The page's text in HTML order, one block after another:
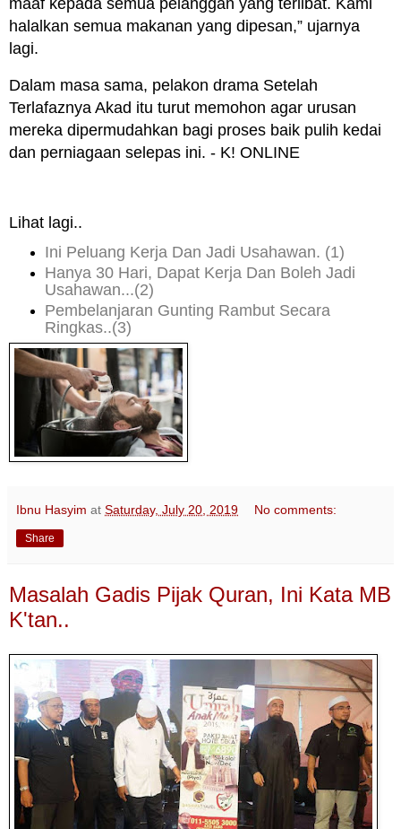
halalkan semua makanan yang dipesan,” ujarnya
lagi.
Dalam masa sama, pelakon drama Setelah
Terlafaznya Akad itu turut memohon agar urusan
mereka dipermudahkan bagi proses baik pulih kedai
dan perniagaan selepas ini. - K! ONLINE
Lihat lagi..
Ini Peluang Kerja Dan Jadi Usahawan. (1)
Hanya 30 Hari, Dapat Kerja Dan Boleh Jadi
Usahawan...(2)
Pembelanjaran Gunting Rambut Secara
Ringkas..(3)
Ibnu Hasyim at Saturday, July 20, 2019 No comments:
Share
Masalah Gadis Pijak Quran, Ini Kata MB
K'tan..